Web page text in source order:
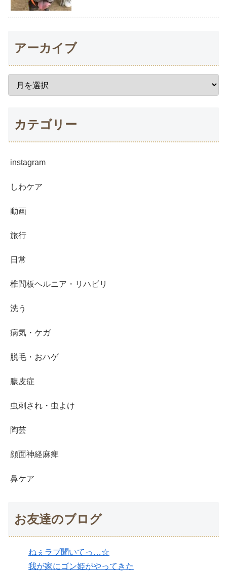
アーカイブ
カテゴリー
instagram
しわケア
動画
旅行
日常
椎間板ヘルニア・リハビリ
洗う
病気・ケガ
脱毛・おハゲ
膿皮症
虫刺され・虫よけ
陶芸
顔面神経麻痺
鼻ケア
お友達のブログ
ねぇラブ聞いてっ…☆
我が家にゴン姫がやってきた